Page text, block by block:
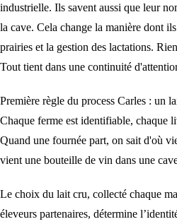
industrielle. Ils savent aussi que leur
la cave. Cela change la manière dont
prairies et la gestion des lactations.
Tout tient dans une continuité
Première règle du process Carles : un
Chaque ferme est identifiable, chaque
Quand une fournée part, on sait d'où
vient une bouteille de vin dans une
Le choix du lait cru, collecté chaque
éleveurs partenaires, détermine